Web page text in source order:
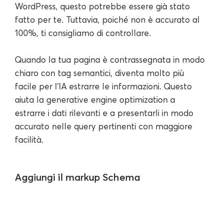
WordPress, questo potrebbe essere già stato
fatto per te. Tuttavia, poiché non è accurato al
100%, ti consigliamo di controllare.
Quando la tua pagina è contrassegnata in modo
chiaro con tag semantici, diventa molto più
facile per l'IA estrarre le informazioni. Questo
aiuta la generative engine optimization a
estrarre i dati rilevanti e a presentarli in modo
accurato nelle query pertinenti con maggiore
facilità.
Aggiungi il markup Schema